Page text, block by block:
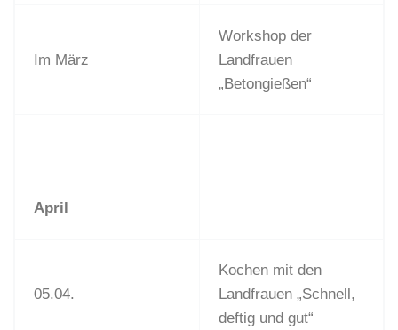
Im März
Workshop der
Landfrauen
„Betongießen“
April
05.04.
Kochen mit den
Landfrauen „Schnell,
deftig und gut“